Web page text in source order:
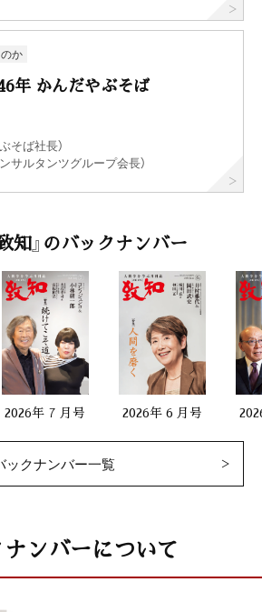
か
年 かんだやぶそば
そば社長）
サルタンツグループ会長）
知』のバックナンバー
2026年 7 月号 2026年 6 月号
ックナンバー一覧
ンバーについて